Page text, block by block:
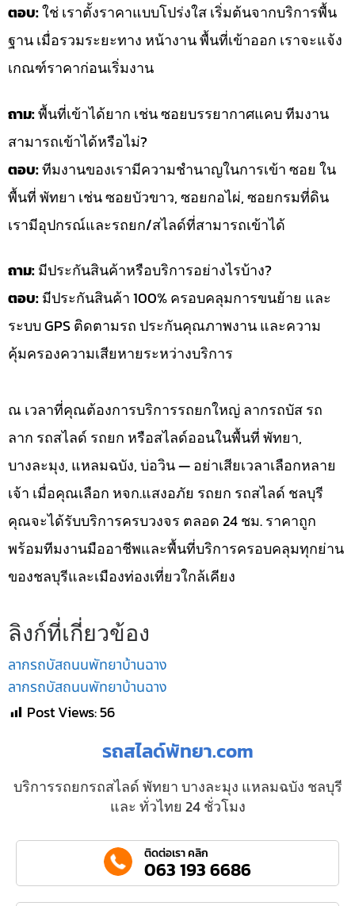
ตอบ:ใช่ เราตั้งราคาแบบโปร่งใส เริ่มต้นจากบริการพื้น
ฐาน เมื่อรวมระยะทาง หน้างาน พื้นที่เข้าออก เราจะแจ้ง
เกณฑ์ราคาก่อนเริ่มงาน
ถาม:พื้นที่เข้าได้ยาก เช่น ซอยบรรยากาศแคบ ทีมงาน
สามารถเข้าได้หรือไม่?
ตอบ:ทีมงานของเรามีความชำนาญในการเข้า ซอย ใน
พื้นที่ พัทยา เช่น ซอยบัวขาว, ซอยกอไผ่, ซอยกรมที่ดิน
เรามีอุปกรณ์และรถยก/สไลด์ที่สามารถเข้าได้
ถาม:มีประกันสินค้าหรือบริการอย่างไรบ้าง?
ตอบ:มีประกันสินค้า 100% ครอบคลุมการขนย้าย และ
ระบบ GPS ติดตามรถ ประกันคุณภาพงาน และความ
คุ้มครองความเสียหายระหว่างบริการ
ณ เวลาที่คุณต้องการบริการรถยกใหญ่ ลากรถบัส รถ
ลาก รถสไลด์ รถยก หรือสไลด์ออนในพื้นที่ พัทยา,
บางละมุง, แหลมฉบัง, บ่อวิน — อย่าเสียเวลาเลือกหลาย
เจ้า เมื่อคุณเลือก หจก.แสงอภัย รถยก รถสไลด์ ชลบุรี
คุณจะได้รับบริการครบวงจร ตลอด 24 ชม. ราคาถูก
พร้อมทีมงานมืออาชีพและพื้นที่บริการครอบคลุมทุกย่าน
ของชลบุรีและเมืองท่องเที่ยวใกล้เคียง
ลิงก์ที่เกี่ยวข้อง
ลากรถบัสถนนพัทยาบ้านฉาง
ลากรถบัสถนนพัทยาบ้านฉาง
Post Views:56
รถสไลด์พัทยา.com
บริการรถยกรถสไลด์ พัทยา บางละมุง แหลมฉบัง ชลบุรี
และ ทั่วไทย 24 ชั่วโมง
ติดต่อเรา คลิก
063 193 6686